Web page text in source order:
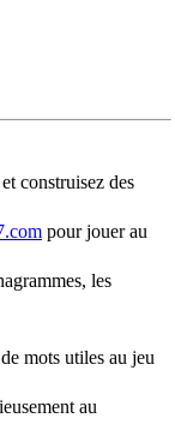
construisez des
pour jouer au
les
mots utiles au jeu
au